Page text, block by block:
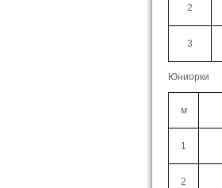
2
3
Юниорки
м
1
2